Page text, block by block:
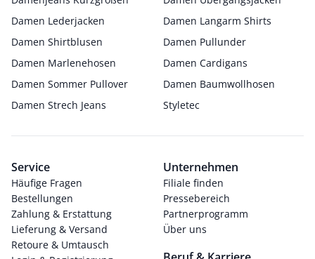
Damen Lederjacken
Damen Langarm Shirts
Damen Shirtblusen
Damen Pullunder
Damen Marlenehosen
Damen Cardigans
Damen Sommer Pullover
Damen Baumwollhosen
Damen Strech Jeans
Styletec
Service
Häufige Fragen
Bestellungen
Zahlung & Erstattung
Lieferung & Versand
Retoure & Umtausch
Unternehmen
Filiale finden
Pressebereich
Partnerprogramm
Über uns